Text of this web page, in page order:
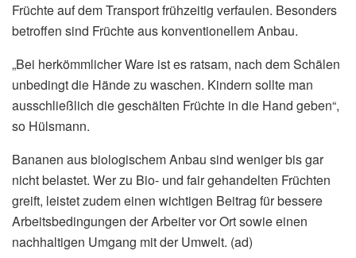
Früchte auf dem Transport frühzeitig verfaulen. Besonders
betroffen sind Früchte aus konventionellem Anbau.
„Bei herkömmlicher Ware ist es ratsam, nach dem Schälen
unbedingt die Hände zu waschen. Kindern sollte man
ausschließlich die geschälten Früchte in die Hand geben“,
so Hülsmann.
Bananen aus biologischem Anbau sind weniger bis gar
nicht belastet. Wer zu Bio- und fair gehandelten Früchten
greift, leistet zudem einen wichtigen Beitrag für bessere
Arbeitsbedingungen der Arbeiter vor Ort sowie einen
nachhaltigen Umgang mit der Umwelt. (ad)